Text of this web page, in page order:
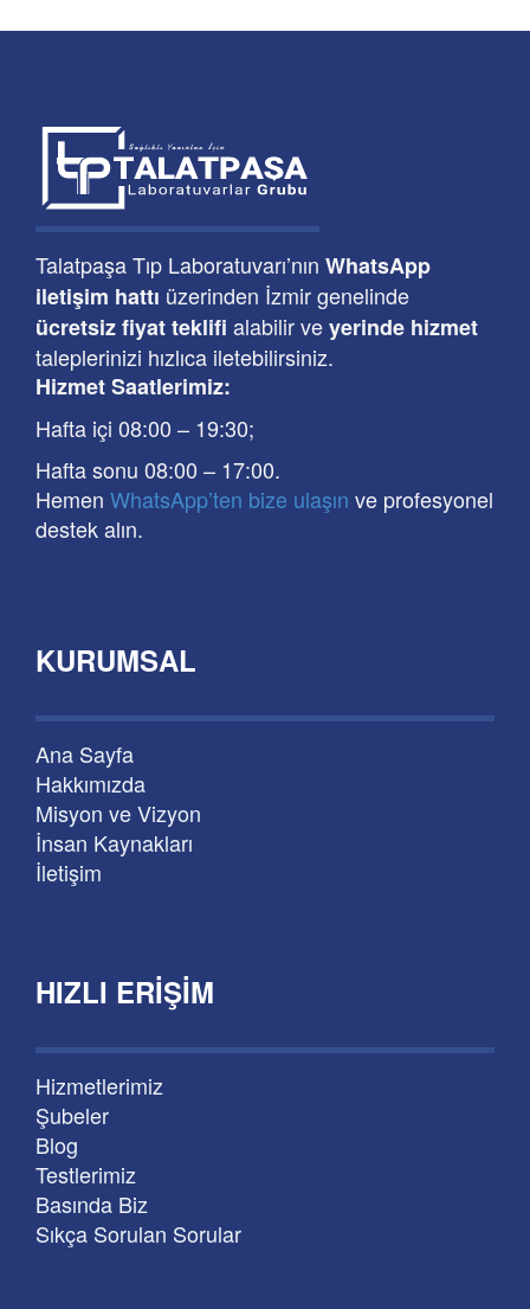
Talatpaşa Tıp Laboratuvarı’nın WhatsApp
iletişim hattı üzerinden İzmir genelinde
ücretsiz fiyat teklifi alabilir veyerinde hizmet
taleplerinizi hızlıca iletebilirsiniz.
Hizmet Saatlerimiz:
Hafta içi 08:00 – 19:30;
Hafta sonu 08:00 – 17:00.
Hemen WhatsApp’ten bize ulaşın ve profesyonel
destek alın.
KURUMSAL
Ana Sayfa
Hakkımızda
Misyon ve Vizyon
İnsan Kaynakları
İletişim
HIZLI ERIŞIM
Hizmetlerimiz
Şubeler
Blog
Testlerimiz
Basında Biz
Sıkça Sorulan Sorular